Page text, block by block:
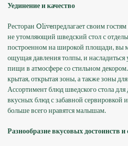
Уединение и качество
Ресторан Oliveпредлагает своим
не утомляющий шведский стол с
построенном на широкой площади, вы
ощущая давления толпы, и
пищи в атмосфере со стильном
крытая, открытая зоны, а также зоны
Ассортимент блюд шведского стола для
вкусных блюд с забавной сервировкой
больше всего нравятся малышам.
Разнообразие вкусовых достоинств и